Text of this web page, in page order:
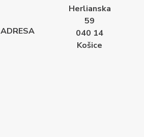
ADRESA
Herlianska
59
040 14
Košice